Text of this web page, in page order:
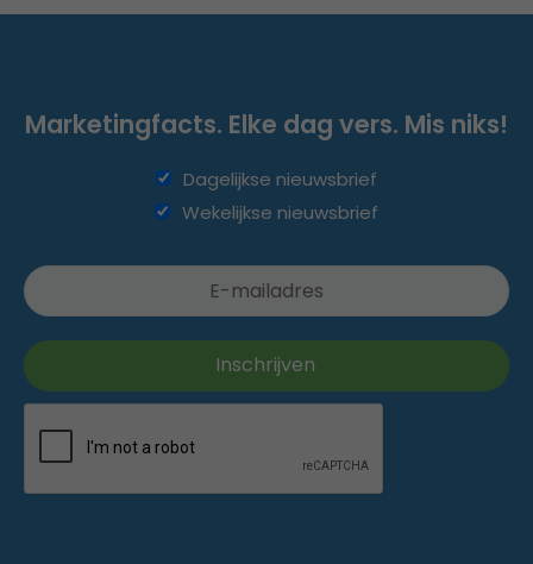
Marketingfacts. Elke dag vers. Mis niks!
Dagelijkse nieuwsbrief
Wekelijkse nieuwsbrief